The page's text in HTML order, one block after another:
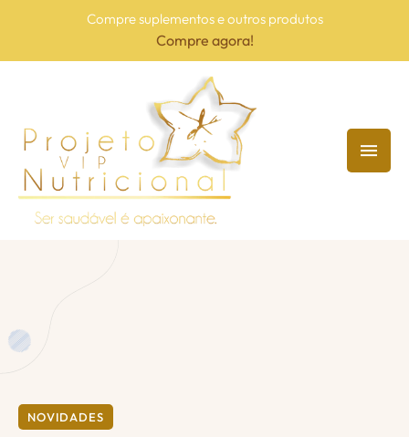
Compre suplementos e outros produtos
Compre agora!
NOVIDADES